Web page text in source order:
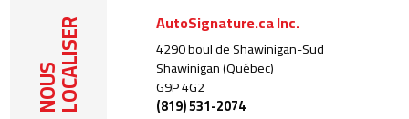
NOUS
LOCALISER AutoSignature.ca Inc.
4290 boul de Shawinigan-Sud
Shawinigan (Québec)
G9P 4G2
(819) 531-2074